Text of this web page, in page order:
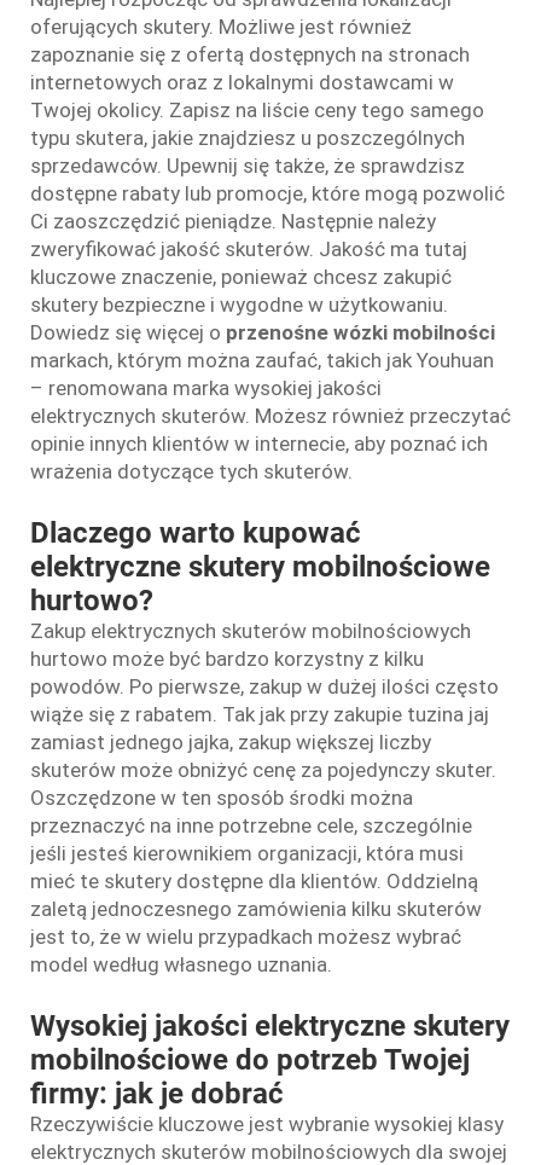
oferujących skutery. Możliwe jest również
zapoznanie się z ofertą dostępnych na stronach
internetowych oraz z lokalnymi dostawcami w
Twojej okolicy. Zapisz na liście ceny tego samego
typu skutera, jakie znajdziesz u poszczególnych
sprzedawców. Upewnij się także, że sprawdzisz
dostępne rabaty lub promocje, które mogą pozwolić
Ci zaoszczędzić pieniądze. Następnie należy
zweryfikować jakość skuterów. Jakość ma tutaj
kluczowe znaczenie, ponieważ chcesz zakupić
skutery bezpieczne i wygodne w użytkowaniu.
Dowiedz się więcej o przenośne wózki mobilności
markach, którym można zaufać, takich jak Youhuan
– renomowana marka wysokiej jakości
elektrycznych skuterów. Możesz również przeczytać
opinie innych klientów w internecie, aby poznać ich
wrażenia dotyczące tych skuterów.
Dlaczego warto kupować
elektryczne skutery mobilnościowe
hurtowo?
Zakup elektrycznych skuterów mobilnościowych
hurtowo może być bardzo korzystny z kilku
powodów. Po pierwsze, zakup w dużej ilości często
wiąże się z rabatem. Tak jak przy zakupie tuzina jaj
zamiast jednego jajka, zakup większej liczby
skuterów może obniżyć cenę za pojedynczy skuter.
Oszczędzone w ten sposób środki można
przeznaczyć na inne potrzebne cele, szczególnie
jeśli jesteś kierownikiem organizacji, która musi
mieć te skutery dostępne dla klientów. Oddzielną
zaletą jednoczesnego zamówienia kilku skuterów
jest to, że w wielu przypadkach możesz wybrać
model według własnego uznania.
Wysokiej jakości elektryczne skutery
mobilnościowe do potrzeb Twojej
firmy: jak je dobrać
Rzeczywiście kluczowe jest wybranie wysokiej klasy
elektrycznych skuterów mobilnościowych dla swojej